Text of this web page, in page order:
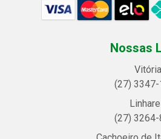
Nossas
Vitória
(27)
(27) 3264-